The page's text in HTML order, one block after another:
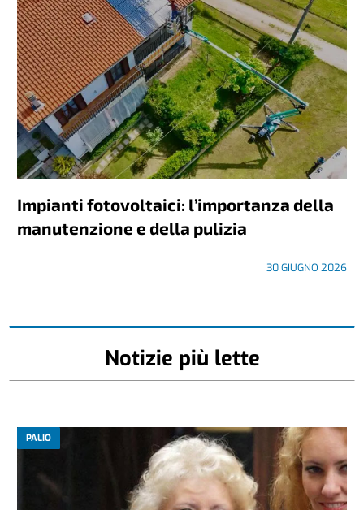
Impianti fotovoltaici: l’importanza della
manutenzione e della pulizia
30 GIUGNO 2026
Notizie più lette
PALIO